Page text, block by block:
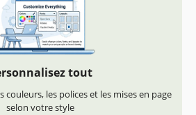
tout
couleurs, les polices et les mises en page
selon votre style